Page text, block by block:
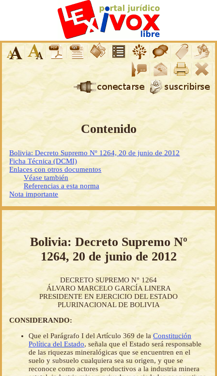
Contenido
Bolivia: Decreto Supremo Nº 1264, 20 de junio de 2012
Ficha Técnica (DCMI)
Enlaces con otros documentos
Véase también
Referencias a esta norma
Nota importante
Bolivia: Decreto Supremo Nº
1264, 20 de junio de 2012
DECRETO SUPREMO N° 1264
ÁLVARO MARCELO GARCÍA LINERA
PRESIDENTE EN EJERCICIO DEL ESTADO
PLURINACIONAL DE BOLIVIA
CONSIDERANDO:
Que el Parágrafo I del Artículo 369 de la Constitución
Política del Estado, señala que el Estado será responsable
de las riquezas mineralógicas que se encuentren en el
suelo y subsuelo cualquiera sea su origen, y que se
reconoce como actores productivos a la industria minera